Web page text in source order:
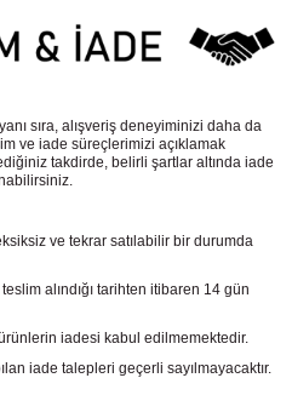
sıra, alışveriş deneyiminizi daha da
ve iade süreçlerimizi açıklamak
takdirde, belirli şartlar altında iade
ve tekrar satılabilir bir durumda
alındığı tarihten itibaren 14 gün
ürünlerin iadesi kabul edilmemektedir.
iade talepleri geçerli sayılmayacaktır.